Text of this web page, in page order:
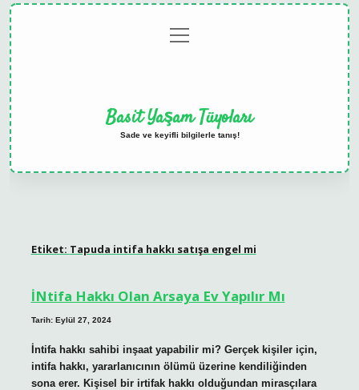
menüyü
aç
Basit Yaşam Tüyoları
Sade ve keyifli bilgilerle tanış!
Etiket: Tapuda intifa hakkı satışa engel mi
İNtifa Hakkı Olan Arsaya Ev Yapılır Mı
Tarih: Eylül 27, 2024
İntifa hakkı sahibi inşaat yapabilir mi? Gerçek kişiler için,
intifa hakkı, yararlanıcının ölümü üzerine kendiliğinden
sona erer. Kişisel bir irtifak hakkı olduğundan mirasçılara